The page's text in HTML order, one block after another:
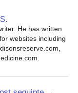
He has written
websites including